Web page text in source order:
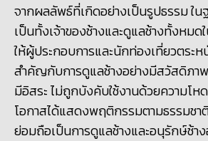
จากผลลัพธ์ที่เกิดอย่างเป็นรูปธรรม ใ
เป็นทั้งเจ้าของช้างและดูแลช้างทั้งหมด
ให้ผู้ประกอบการและนักท่องเที่ยวตระห
สำคัญกับการดูแลช้างอย่างมีสวัสดิภาพ
มีอิสระ ไม่ถูกบังคับใช้งานด้วยความโห
โอกาสได้แสดงพฤติกรรมตามธรรมชา
ย่อมถือเป็นการดูแลช้างและอนุรักษ์ช้า